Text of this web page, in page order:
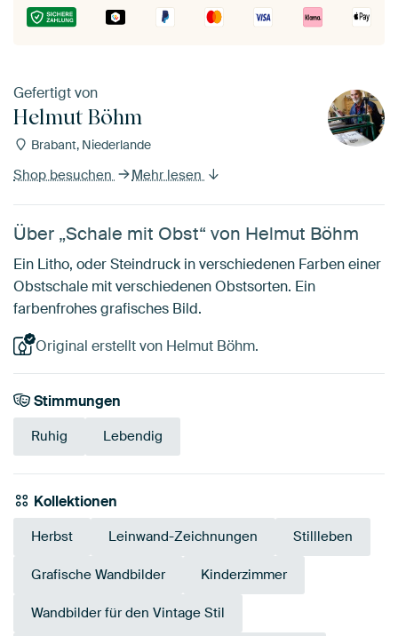
Gefertigt von
Helmut Böhm
Brabant, Niederlande
Shop besuchen Mehr lesen
Über „Schale mit Obst“ von Helmut Böhm
Ein Litho, oder Steindruck in verschiedenen Farben einer
Obstschale mit verschiedenen Obstsorten. Ein
farbenfrohes grafisches Bild.
Original erstellt von Helmut Böhm.
Stimmungen
Ruhig Lebendig
Kollektionen
Herbst Leinwand-Zeichnungen Stillleben
Grafische Wandbilder Kinderzimmer
Wandbilder für den Vintage Stil